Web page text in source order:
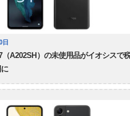
日
（A202SH）の未使用品がイオシスで